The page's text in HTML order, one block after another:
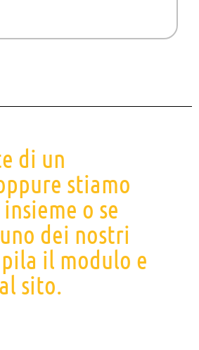
di un
stiamo
o se
dei nostri
il modulo e
sito.